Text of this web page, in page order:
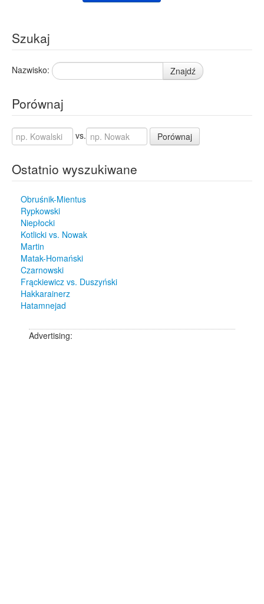
Szukaj
Nazwisko: Znajdź
Porównaj
vs. Porównaj
Ostatnio wyszukiwane
Obruśnik-Mientus
Rypkowski
Niepłocki
Kotlicki vs. Nowak
Martin
Matak-Homański
Czarnowski
Frąckiewicz vs. Duszyński
Hakkarainerz
Hatamnejad
Advertising: